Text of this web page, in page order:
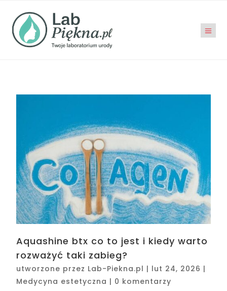
Aquashine btx co to jest i kiedy warto
rozważyć taki zabieg?
utworzone przez Lab-Piekna.pl | lut 24, 2026 |
Medycyna estetyczna | 0 komentarzy